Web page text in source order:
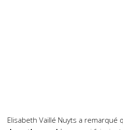
Elisabeth Vaillé Nuyts a remarqué